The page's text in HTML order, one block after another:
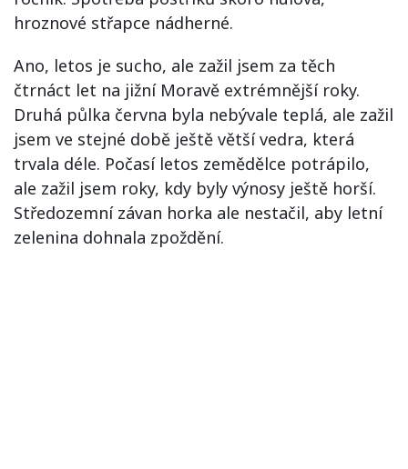
hroznové střapce nádherné.
Ano, letos je sucho, ale zažil jsem za těch
čtrnáct let na jižní Moravě extrémnější roky.
Druhá půlka června byla nebývale teplá, ale zažil
jsem ve stejné době ještě větší vedra, která
trvala déle. Počasí letos zemědělce potrápilo,
ale zažil jsem roky, kdy byly výnosy ještě horší.
Středozemní závan horka ale nestačil, aby letní
zelenina dohnala zpoždění.